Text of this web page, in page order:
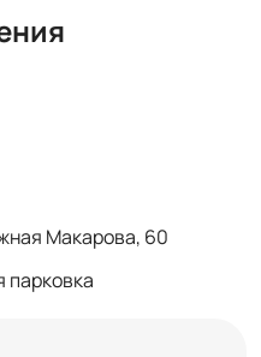
Макарова, 60
парковка